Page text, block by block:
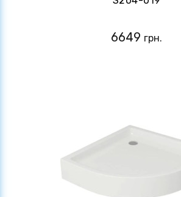
6649 грн.